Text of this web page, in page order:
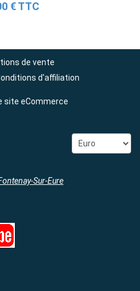
€ TTC
de vente
d'affiliation
site eCommerce
Sur-Eure